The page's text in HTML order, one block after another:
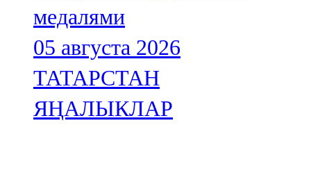
медалями
05 августа 2026
ТАТАРСТАН
ЯҢАЛЫКЛАР